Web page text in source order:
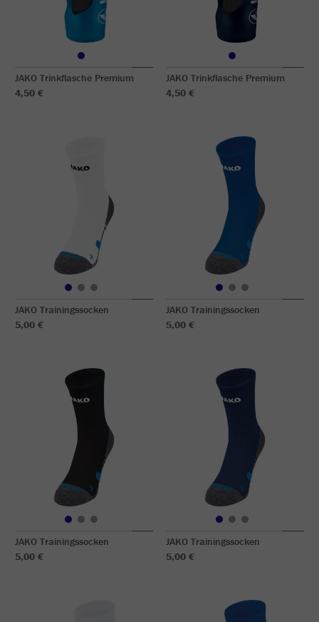
JAKO Trinkflasche Premium
4,50 €
JAKO Trinkflasche Premium
4,50 €
JAKO Trainingssocken
5,00 €
JAKO Trainingssocken
5,00 €
JAKO Trainingssocken
5,00 €
JAKO Trainingssocken
5,00 €